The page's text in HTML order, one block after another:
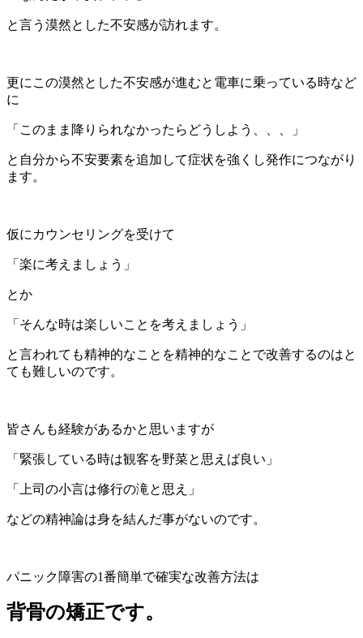
と言う漠然とした不安感が訪れます。
更にこの漠然とした不安感が進むと電車に乗っている時など
に
「このまま降りられなかったらどうしよう、、、」
と自分から不安要素を追加して症状を強くし発作につながり
ます。
仮にカウンセリングを受けて
「楽に考えましょう」
とか
「そんな時は楽しいことを考えましょう」
と言われても精神的なことを精神的なことで改善するのはと
ても難しいのです。
皆さんも経験があるかと思いますが
「緊張している時は観客を野菜と思えば良い」
「上司の小言は修行の滝と思え」
などの精神論は身を結んだ事がないのです。
パニック障害の1番簡単で確実な改善方法は
背骨の矯正です。